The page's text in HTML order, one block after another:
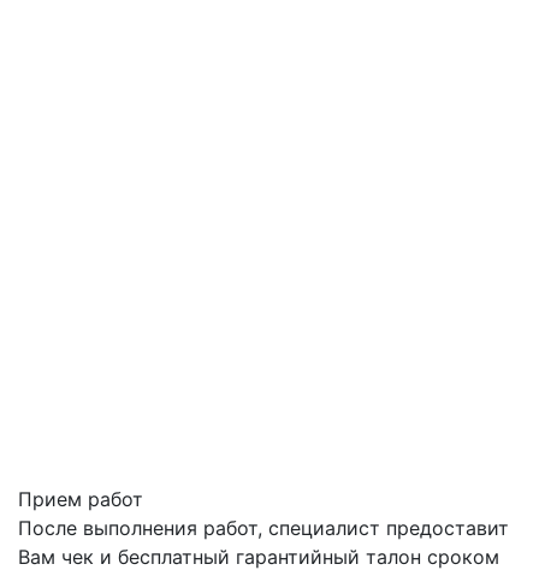
Прием работ
После выполнения работ, специалист предоставит
Вам чек и бесплатный гарантийный талон сроком